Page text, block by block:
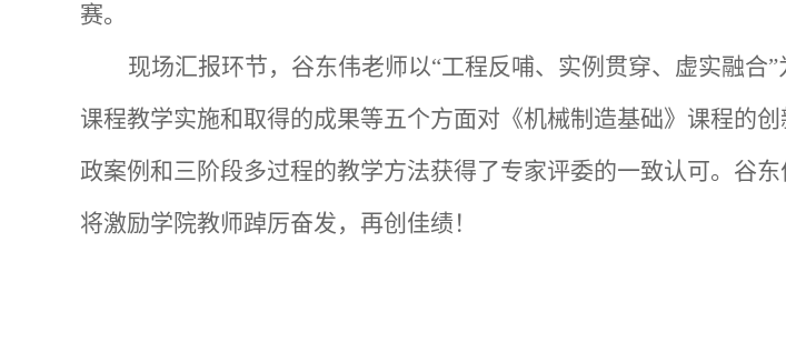
赛。
现场汇报环节，谷东伟老师以“工程反哺、实例贯穿、虚实融合
课程教学实施和取得的成果等五个方面对《机械制造基础》课程的
政案例和三阶段多过程的教学方法获得了专家评委的一致认可。谷
将激励学院教师踔厉奋发，再创佳绩！